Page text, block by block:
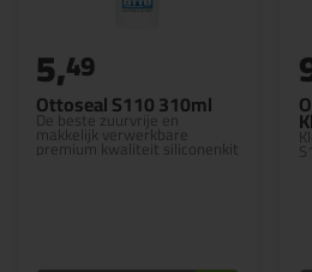
Ottoseal S110 310ml
De beste zuurvrije en
makkelijk verwerkbare
premium kwaliteit siliconenkit
5,49